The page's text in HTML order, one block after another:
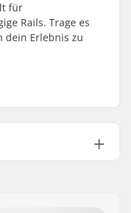
für
Rails. Trage es
dein Erlebnis zu